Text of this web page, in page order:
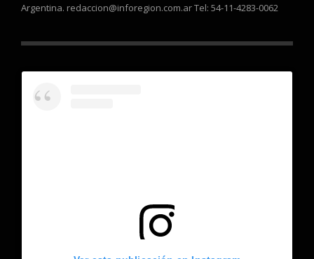
Argentina. redaccion@inforegion.com.ar Tel: 54-11-4283-0062